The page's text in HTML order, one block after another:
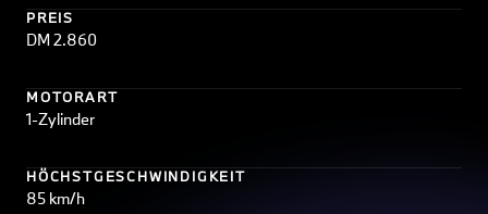
PREIS
DM 2.860
MOTORART
1-Zylinder
HÖCHSTGESCHWINDIGKEIT
85 km/h